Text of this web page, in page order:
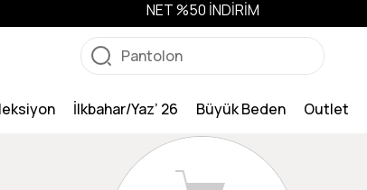
NET %50 İNDİRİM
İlkbahar/Yaz’ 26 Büyük Beden Outlet